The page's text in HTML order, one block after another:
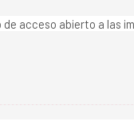
acceso abierto a las